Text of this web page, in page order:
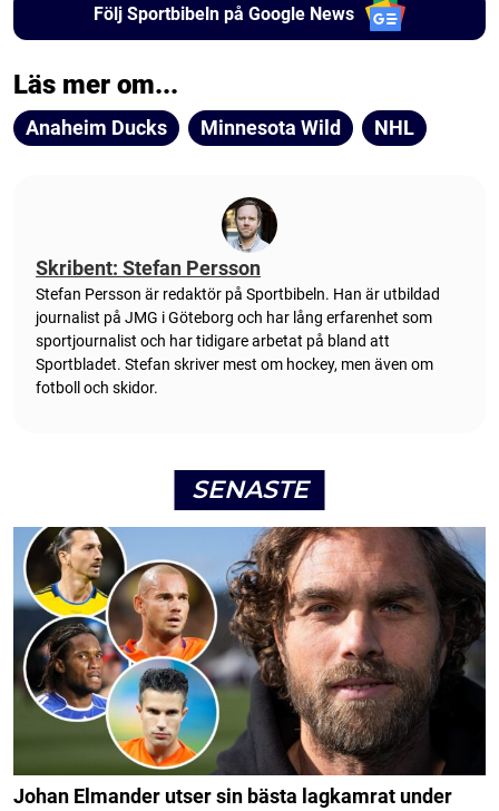
Följ Sportbibeln på Google News
Läs mer om...
Anaheim Ducks Minnesota Wild NHL
Skribent: Stefan Persson
Stefan Persson är redaktör på Sportbibeln. Han är utbildad
journalist på JMG i Göteborg och har lång erfarenhet som
sportjournalist och har tidigare arbetat på bland att
Sportbladet. Stefan skriver mest om hockey, men även om
fotboll och skidor.
SENASTE
Johan Elmander utser sin bästa lagkamrat under